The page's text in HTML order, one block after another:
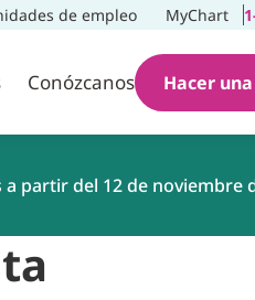
de empleo MyChart
Conózcanos Hacer
partir del 12 de noviembre